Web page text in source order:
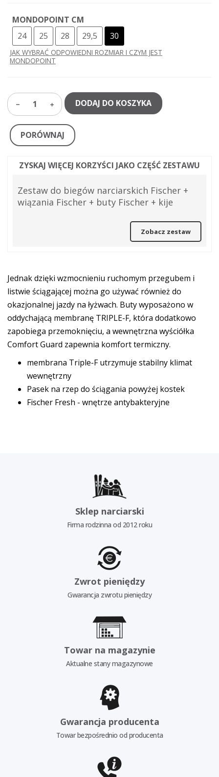
MONDOPOINT CM
24
25 28 29,5 30
JAK WYBRAĆ ODPOWIEDNI ROZMIAR I CZYM JEST
MONDOPOINT
1 DODAJ DO KOSZYKA
PORÓWNAJ
ZYSKAJ WIĘCEJ KORZYŚCI JAKO CZĘŚĆ ZESTAWU
Zestaw do biegów narciarskich Fischer +
wiązania Fischer + buty Fischer + kije
Zobacz zestaw
Jednak dzięki wzmocnieniu ruchomym przegubem i
listwie ściągającej można go używać również do
okazjonalnej jazdy na łyżwach. Buty wyposażono w
oddychającą membranę TRIPLE-F, która dodatkowo
zapobiega przemoknięciu, a wewnętrzna wyściółka
Comfort Guard zapewnia komfort termiczny.
membrana Triple-F utrzymuje stabilny klimat
wewnętrzny
Pasek na rzep do ściągania powyżej kostek
Fischer Fresh - wnętrze antybakteryjne
Sklep narciarski
Firma rodzinna od 2012 roku
Zwrot pieniędzy
Gwarancja zwrotu pieniędzy
Towar na magazynie
Aktualne stany magazynowe
Gwarancja producenta
Towar bezpośrednio od producenta